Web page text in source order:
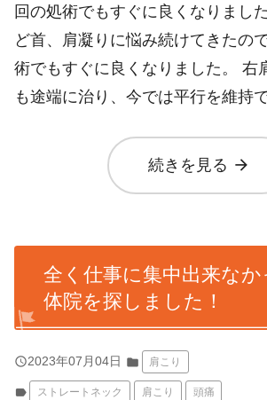
回の処術でもすぐに良くなりまし
ど首、肩凝りに悩み続けてきたの
術でもすぐに良くなりました。 右
も途端に治り、今では平行を維持
続きを見る arrow_forward
全く仕事に集中出来な
体院を探しました！
query_builder2023年07月04日 folder 肩こり
label ストレートネック 肩こり 頭痛